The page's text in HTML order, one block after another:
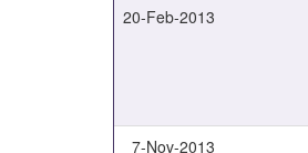
20-Feb-2013
7-Nov-2013